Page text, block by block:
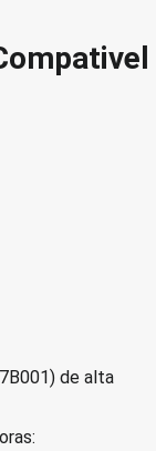
de alta